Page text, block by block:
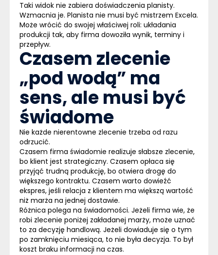
Taki widok nie zabiera doświadczenia planisty.
Wzmacnia je. Planista nie musi być mistrzem Excela.
Może wrócić do swojej właściwej roli: układania
produkcji tak, aby firma dowoziła wynik, terminy i
przepływ.
Czasem zlecenie
„pod wodą” ma
sens, ale musi być
świadome
Nie każde nierentowne zlecenie trzeba od razu
odrzucić.
Czasem firma świadomie realizuje słabsze zlecenie,
bo klient jest strategiczny. Czasem opłaca się
przyjąć trudną produkcję, bo otwiera drogę do
większego kontraktu. Czasem warto dowieźć
ekspres, jeśli relacja z klientem ma większą wartość
niż marża na jednej dostawie.
Różnica polega na świadomości. Jeżeli firma wie, że
robi zlecenie poniżej zakładanej marży, może uznać
to za decyzję handlową. Jeżeli dowiaduje się o tym
po zamknięciu miesiąca, to nie była decyzja. To był
koszt braku informacji na czas.